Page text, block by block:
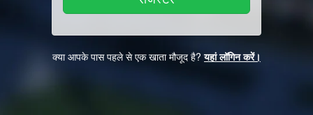
क्या आपके पास पहले से एक खाता मौजूद है?यहां लॉगिन करें।